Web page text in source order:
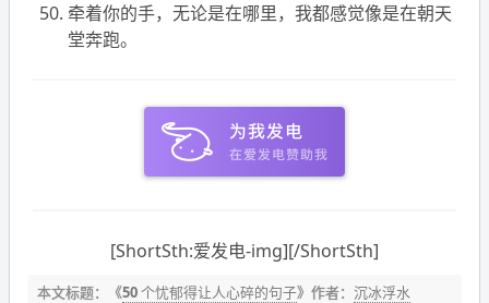
牵着你的手，无论是在哪里，我都感觉像是在朝天
堂奔跑。
[ShortSth:爱发电-img][/ShortSth]
本文标题：《50 个忧郁得让人心碎的句子》作者： 沉冰浮水